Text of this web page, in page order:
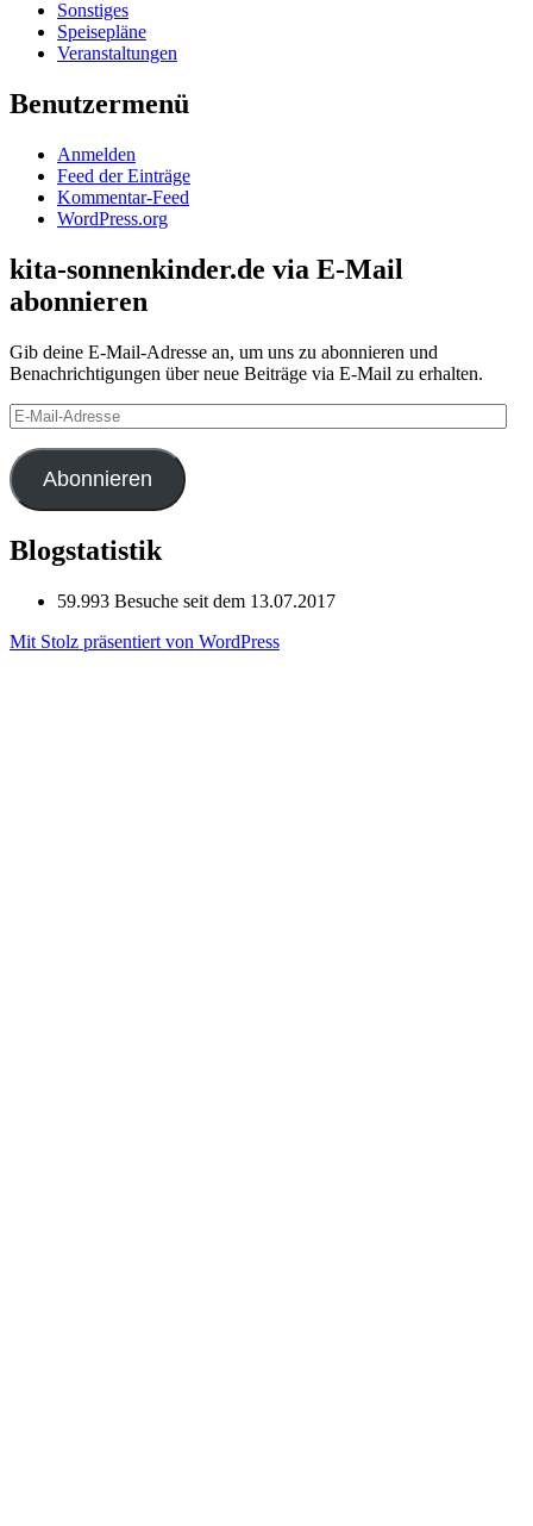
Sonstiges
Speisepläne
Veranstaltungen
Benutzermenü
Anmelden
Feed der Einträge
Kommentar-Feed
WordPress.org
kita-sonnenkinder.de via E-Mail
abonnieren
Gib deine E-Mail-Adresse an, um uns zu abonnieren und
Benachrichtigungen über neue Beiträge via E-Mail zu erhalten.
E-
Mail-
Adresse
Abonnieren
Blogstatistik
59.993 Besuche seit dem 13.07.2017
Mit Stolz präsentiert von WordPress